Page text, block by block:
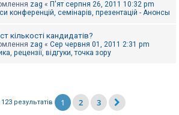
zag « П'ят серпня 26, 2011 10:32 pm
конференцій, семінарів, презентацій - Анонсы
кількості кандидатів?
zag « Сер червня 01, 2011 2:31 pm
рецензії, відгуки, точка зору
результатів 1 2 3